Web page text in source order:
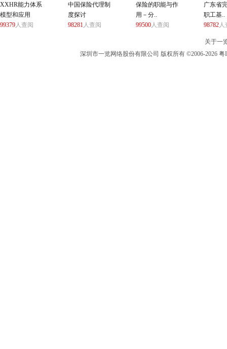
XXHR能力体系
模型和应用
99379人查阅
中国保险代理制
度探讨
98281人查阅
保险的职能与作
用－分..
99500人查阅
广东省
职工基..
98782人
关于一
深圳市一览网络股份有限公司 版权所有 ©2006-2026